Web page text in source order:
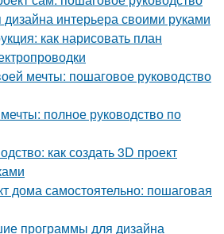
интерьера своими руками
как нарисовать план
мечты: пошаговое руководство
полное руководство по
как создать 3D проект
дома самостоятельно: пошаговая
программы для дизайна